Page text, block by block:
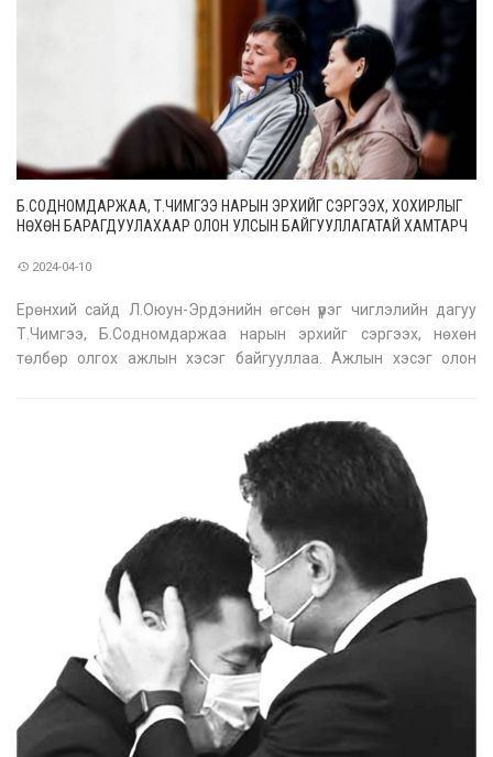
Б.СОДНОМДАРЖАА, Т.ЧИМГЭЭ НАРЫН ЭРХИЙГ СЭРГЭЭХ, ХОХИРЛЫГ
НӨХӨН БАРАГДУУЛАХААР ОЛОН УЛСЫН БАЙГУУЛЛАГАТАЙ ХАМТАРЧ
2024-04-10
Ерөнхий сайд Л.Оюун-Эрдэнийн өгсөн үүрэг чиглэлийн дагуу
Т.Чимгээ, Б.Содномдаржаа нарын эрхийг сэргээх, нөхөн
төлбөр олгох ажлын хэсэг байгууллаа. Ажлын хэсэг олон